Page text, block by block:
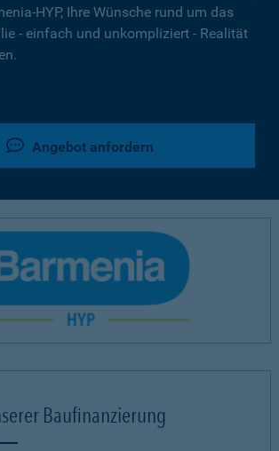
HYP, Ihre Wünsche rund um das
- einfach und unkompliziert - Realität
Angebot anfordern
Baufinanzierung